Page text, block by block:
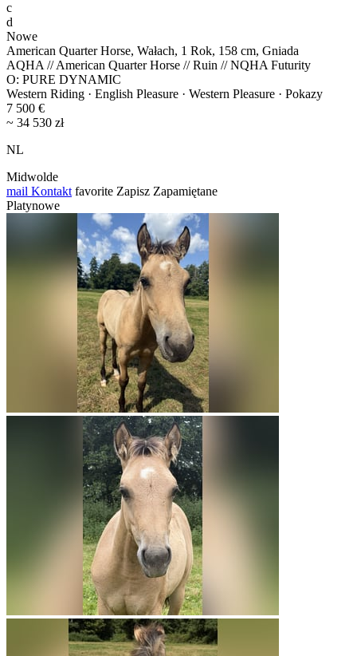
c
d
Nowe
American Quarter Horse, Wałach, 1 Rok, 158 cm, Gniada
AQHA // American Quarter Horse // Ruin // NQHA Futurity
O: PURE DYNAMIC
Western Riding · English Pleasure · Western Pleasure · Pokazy
7 500 €
~ 34 530 zł
NL
Midwolde
mail Kontakt favorite Zapisz Zapamiętane
Platynowe